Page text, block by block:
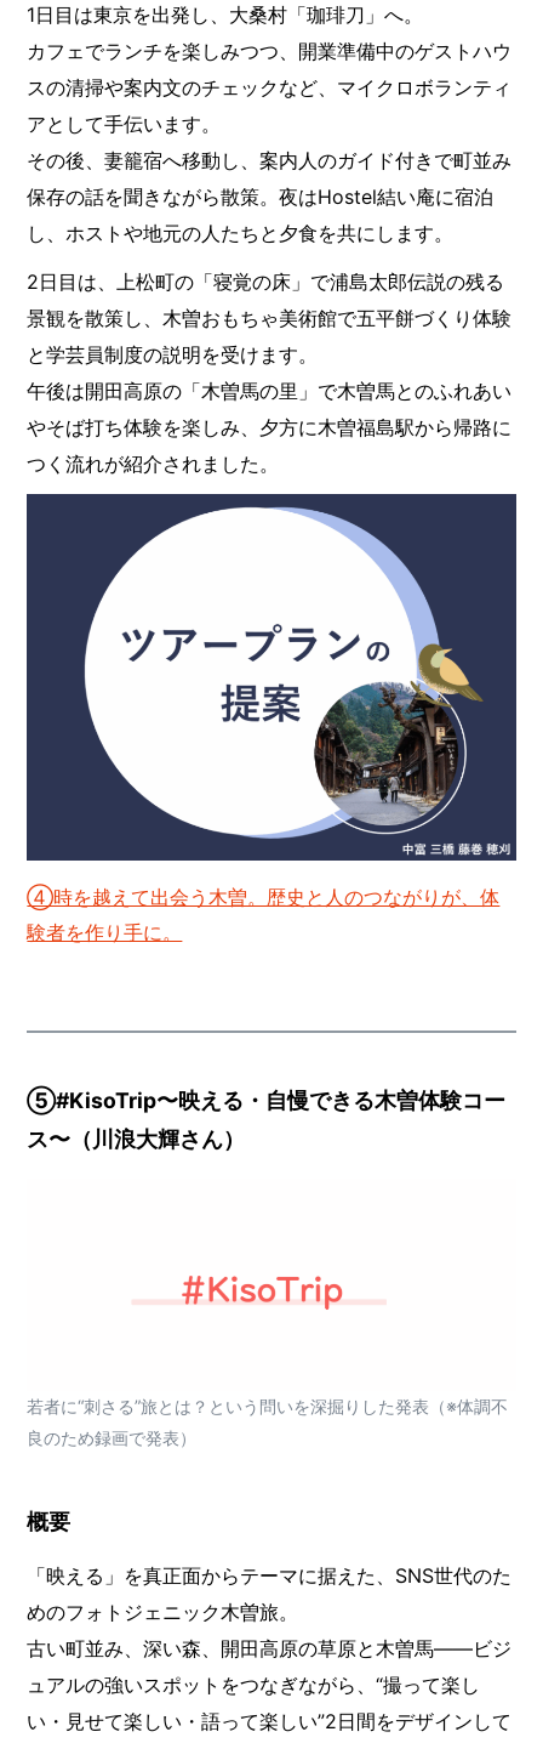
1日目は東京を出発し、大桑村「珈琲刀」へ。
カフェでランチを楽しみつつ、開業準備中のゲストハウ
スの清掃や案内文のチェックなど、マイクロボランティ
アとして手伝います。
その後、妻籠宿へ移動し、案内人のガイド付きで町並み
保存の話を聞きながら散策。夜はHostel結い庵に宿泊
し、ホストや地元の人たちと夕食を共にします。
2日目は、上松町の「寝覚の床」で浦島太郎伝説の残る
景観を散策し、木曽おもちゃ美術館で五平餅づくり体験
と学芸員制度の説明を受けます。
午後は開田高原の「木曽馬の里」で木曽馬とのふれあい
やそば打ち体験を楽しみ、夕方に木曽福島駅から帰路に
つく流れが紹介されました。
④時を越えて出会う木曽。歴史と人のつながりが、体
験者を作り手に。
⑤#KisoTrip〜映える・自慢できる木曽体験コー
ス〜 （川浪大輝さん）
若者に“刺さる”旅とは？という問いを深掘りした発表（※体調不
良のため録画で発表）
概要
「映える」を真正面からテーマに据えた、SNS世代のた
めのフォトジェニック木曽旅。
古い町並み、深い森、開田高原の草原と木曽馬——ビジ
ュアルの強いスポットをつなぎながら、“撮って楽し
い・見せて楽しい・語って楽しい”2日間をデザインして